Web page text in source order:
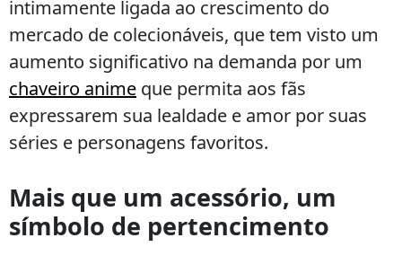
intimamente ligada ao crescimento do
mercado de colecionáveis, que tem visto um
aumento significativo na demanda por um
chaveiro anime que permita aos fãs
expressarem sua lealdade e amor por suas
séries e personagens favoritos.
Mais que um acessório, um
símbolo de pertencimento